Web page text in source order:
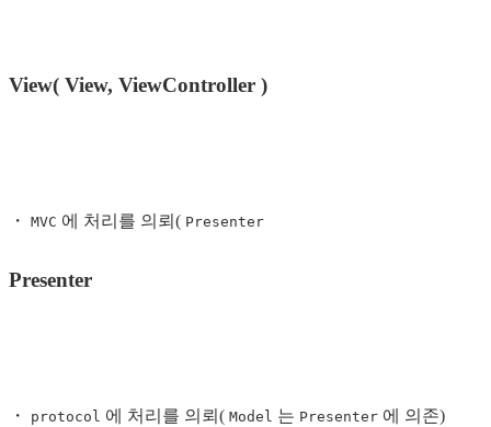
View( View, ViewController )
・ MVC 에 처리를 의뢰( Presenter
Presenter
・ protocol 에 처리를 의뢰( Model 는 Presenter 에 의존)